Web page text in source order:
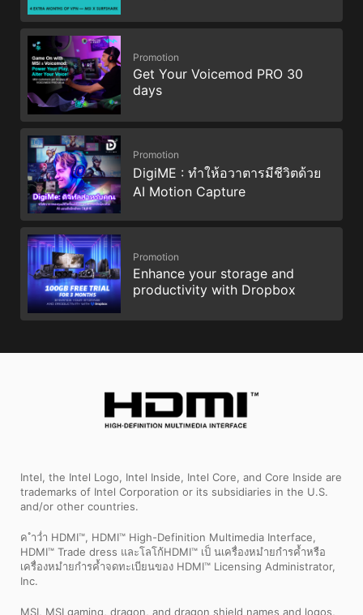
Promotion
Get Your Voicemod PRO 30
days
Promotion
DigiME : ทำให้อวาตารมีชีวิตด้วย
AI Motion Capture
Promotion
Enhance your storage and
productivity with Dropbox
Intel, the Intel Logo, Intel Inside, Intel Core, and Core Inside are
trademarks of Intel Corporation or its subsidiaries in the U.S.
and/or other countries.
ค ำว่ำ HDMI™, HDMI™ High-Definition Multimedia Interface,
HDMI™ Trade dress และโลโก้HDMI™ เป็ นเครื่องหมำยกำรค้ำหรือ
เครื่องหมำยกำรค้ำจดทะเบียนของ HDMI™ Licensing Administrator,
Inc.
MSI, MSI gaming, dragon, and dragon shield names and logos,